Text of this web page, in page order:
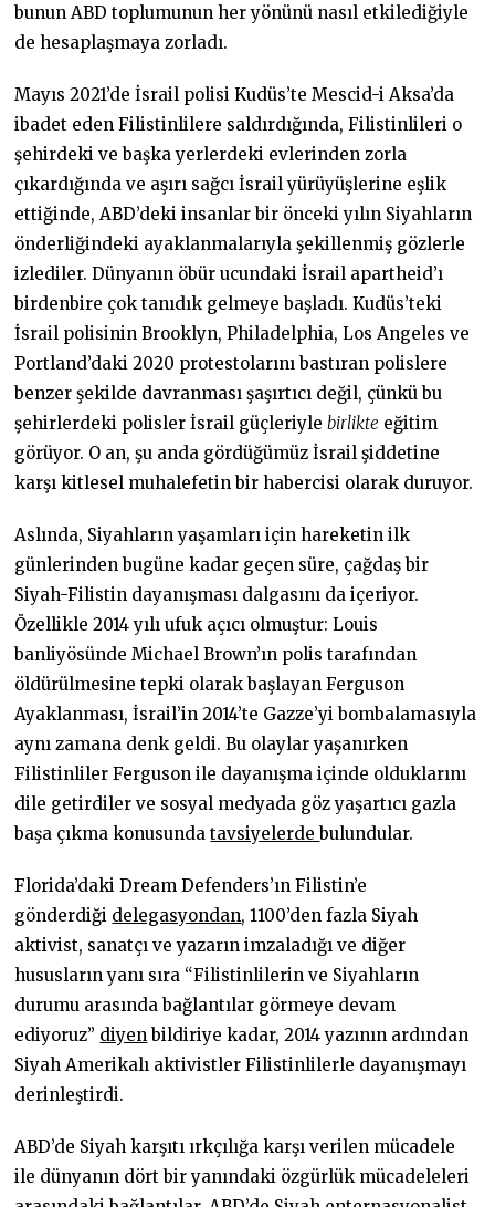
bunun ABD toplumunun her yönünü nasıl etkilediğiyle
de hesaplaşmaya zorladı.
Mayıs 2021’de İsrail polisi Kudüs’te Mescid-i Aksa’da
ibadet eden Filistinlilere saldırdığında, Filistinlileri o
şehirdeki ve başka yerlerdeki evlerinden zorla
çıkardığında ve aşırı sağcı İsrail yürüyüşlerine eşlik
ettiğinde, ABD’deki insanlar bir önceki yılın Siyahların
önderliğindeki ayaklanmalarıyla şekillenmiş gözlerle
izlediler. Dünyanın öbür ucundaki İsrail apartheid’ı
birdenbire çok tanıdık gelmeye başladı. Kudüs’teki
İsrail polisinin Brooklyn, Philadelphia, Los Angeles ve
Portland’daki 2020 protestolarını bastıran polislere
benzer şekilde davranması şaşırtıcı değil, çünkü bu
şehirlerdeki polisler İsrail güçleriylebirlikte eğitim
görüyor. O an, şu anda gördüğümüz İsrail şiddetine
karşı kitlesel muhalefetin bir habercisi olarak duruyor.
Aslında, Siyahların yaşamları için hareketin ilk
günlerinden bugüne kadar geçen süre, çağdaş bir
Siyah-Filistin dayanışması dalgasını da içeriyor.
Özellikle 2014 yılı ufuk açıcı olmuştur: Louis
banliyösünde Michael Brown’ın polis tarafından
öldürülmesine tepki olarak başlayan Ferguson
Ayaklanması, İsrail’in 2014’te Gazze’yi bombalamasıyla
aynı zamana denk geldi. Bu olaylar yaşanırken
Filistinliler Ferguson ile dayanışma içinde olduklarını
dile getirdiler ve sosyal medyada göz yaşartıcı gazla
başa çıkma konusundatavsiyelerdebulundular.
Florida’daki Dream Defenders’ın Filistin’e
gönderdiği delegasyondan, 1100’den fazla Siyah
aktivist, sanatçı ve yazarın imzaladığı ve diğer
hususların yanı sıra “Filistinlilerin ve Siyahların
durumu arasında bağlantılar görmeye devam
ediyoruz” diyen bildiriye kadar, 2014 yazının ardından
Siyah Amerikalı aktivistler Filistinlilerle dayanışmayı
derinleştirdi.
ABD’de Siyah karşıtı ırkçılığa karşı verilen mücadele
ile dünyanın dört bir yanındaki özgürlük mücadeleleri